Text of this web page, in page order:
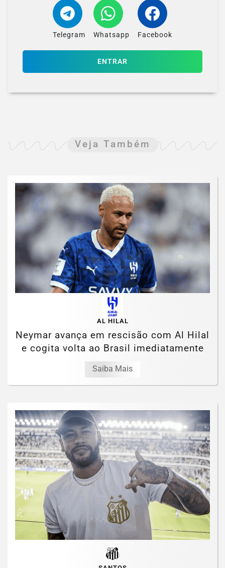
Telegram Whatsapp Facebook
ENTRAR
Veja Também
AL HILAL
Neymar avança em rescisão com Al Hilal
e cogita volta ao Brasil imediatamente
Saiba Mais